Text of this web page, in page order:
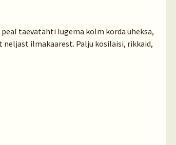
taevatähti lugema kolm korda üheksa,
ilmakaarest. Palju kosilaisi, rikkaid,